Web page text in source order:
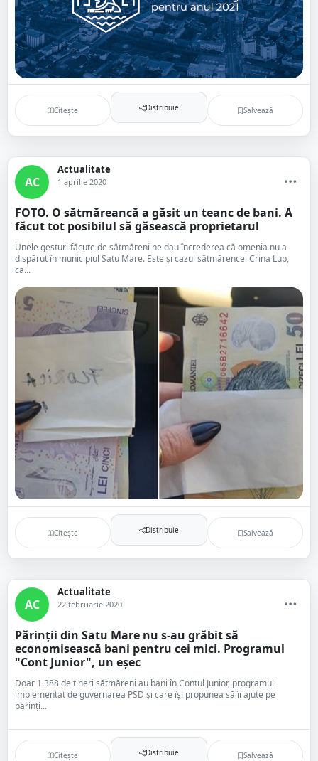
Citește Distribuie Salvează
AC
Actualitate
1 aprilie 2020
FOTO. O sătmăreancă a găsit un teanc de bani. A
făcut tot posibilul să găsească proprietarul
Unele gesturi făcute de sătmăreni ne dau încrederea că omenia nu a
dispărut în municipiul Satu Mare. Este și cazul sătmărencei Crina Lup,
ca...
Citește Distribuie Salvează
AC
Actualitate
22 februarie 2020
Părinții din Satu Mare nu s-au grăbit să
economisească bani pentru cei mici. Programul
"Cont Junior", un eșec
Doar 1.388 de tineri sătmăreni au bani în Contul Junior, programul
implementat de guvernarea PSD și care își propunea să îi ajute pe
părinți...
Citește Distribuie Salvează